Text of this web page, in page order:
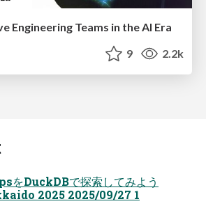
Engineering Teams in the AI Era
9 2.2k
をDuckDBで探索してみよう
2025 2025/09/27 1